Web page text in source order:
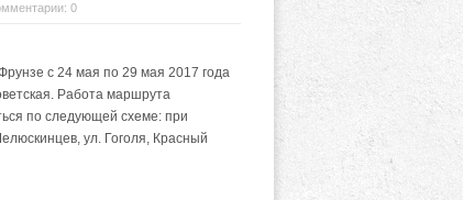
0
с 24 мая по 29 мая 2017 года
Работа маршрута
по следующей схеме: при
ул. Гоголя, Красный